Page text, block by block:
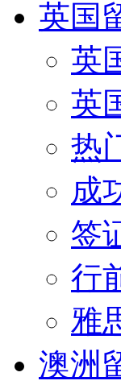
英国
英
英
热
成
签
行
雅
澳洲